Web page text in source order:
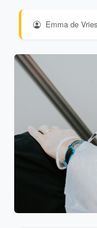
Emma de Vries